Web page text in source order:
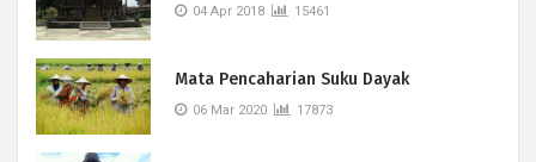
04 Apr 2018 15461
Mata Pencaharian Suku Dayak
06 Mar 2020 17873